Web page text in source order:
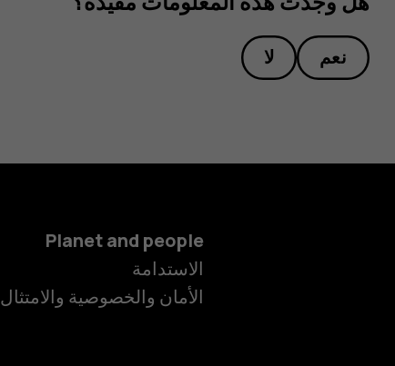
الهواتف الذكية
نعم لا
Planet and people
الاستدامة
الأمان والخصوصية والامتثال